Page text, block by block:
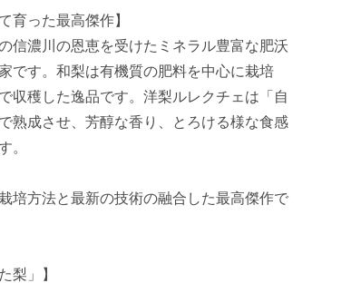
育った最高傑作】
信濃川の恩恵を受けたミネラル豊富な肥沃
です。和梨は有機質の肥料を中心に栽培
収穫した逸品です。洋梨ルレクチェは「自
熟成させ、芳醇な香り、とろける様な食感
。
培方法と最新の技術の融合した最高傑作で
梨」】